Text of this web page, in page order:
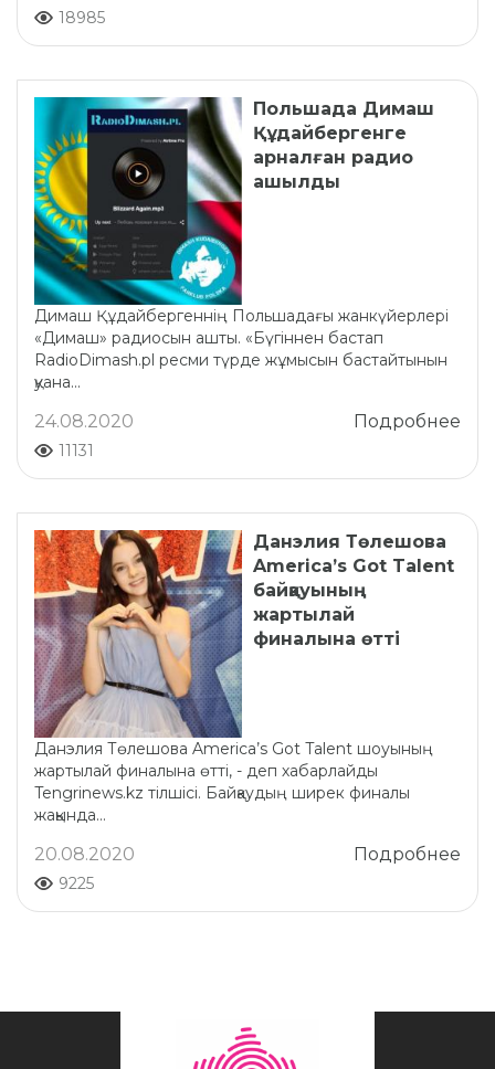
18985
Польшада Димаш
Құдайбергенге
арналған радио
ашылды
Димаш Құдайбергеннің Польшадағы жанкүйерлері
«Димаш» радиосын ашты. «Бүгіннен бастап
RadioDimash.pl ресми түрде жұмысын бастайтынын
қуана...
Подробнее
24.08.2020
11131
Данэлия Төлешова
America’s Got Talent
байқауының
жартылай
финалына өтті
Данэлия Төлешова America’s Got Talent шоуының
жартылай финалына өтті, - деп хабарлайды
Tengrinews.kz тілшісі. Байқаудың ширек финалы
жақында...
Подробнее
20.08.2020
9225